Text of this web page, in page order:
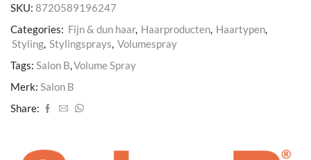
SKU: 8720589196247
Categories: Fijn & dun haar, Haarproducten, Haartypen,
Styling, Stylingsprays, Volumespray
Tags: Salon B,Volume Spray
Merk: Salon B
Share: